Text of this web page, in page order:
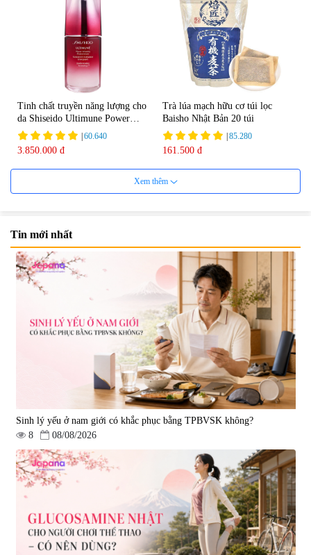
Tinh chất truyền năng lượng cho
da Shiseido Ultimune Power
75ml
60.640
3.850.000 đ
Trà lúa mạch hữu cơ túi lọc
Baisho Nhật Bản 20 túi
85.280
161.500 đ
Viên uống bổ não Ribeto Shoji
| 57.920
1.450.000 đ
Viên nang uống cải thiện thị lực,
trí nhớ DHA + EPA + Flaxseed
Oil 30 viên/gói - Date 02/2027
|52.346
225.000 đ
Tẩy tế bào chết Nichiei Bussan
Nano NMN+ Peeling Gel
1.490.000 đ
Viên uống hỗ trợ bền thành
mạch, ngừa tai biến Elastin Plus
& Nattokinase Hokoen 80 viên
|0
980.000 đ
Xem thêm
Tin mới nhất
Sinh lý yếu ở nam giới có khắc phục bằng TPBVSK không?
8
08/08/2026